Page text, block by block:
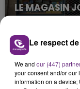
LE MAGASIN
SES PORTES
C'était l'une
rémois. Le
fermer ses portes.
TITRES
Le respect
We and our (447)
your consent and/or our
information on a